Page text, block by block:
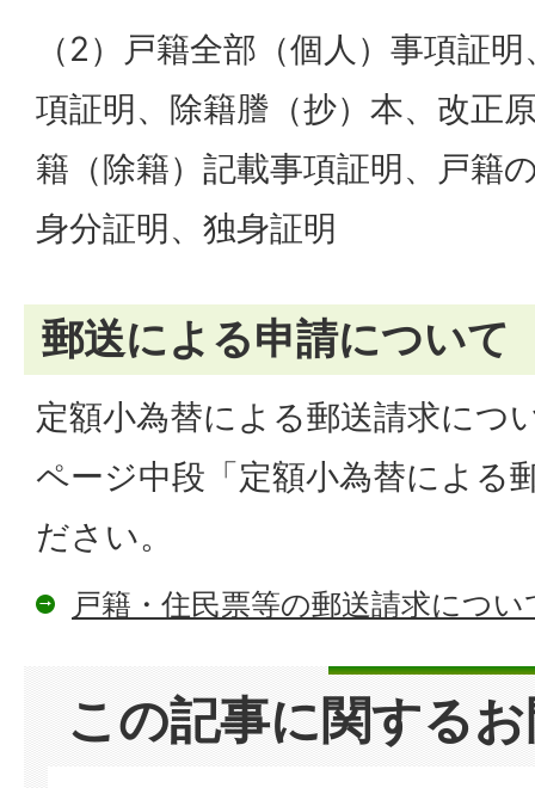
（2）戸籍全部（個人）事項証
項証明、除籍謄（抄）本、改正
籍（除籍）記載事項証明、戸籍
身分証明、独身証明
郵送による申請について
定額小為替による郵送請求につ
ページ中段「定額小為替による
ださい。
戸籍・住民票等の郵送請求につい
この記事に関する